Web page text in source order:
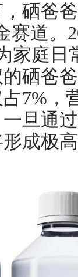
爸爸
赛道。
家庭
硒爸
7%，
旦通
成极